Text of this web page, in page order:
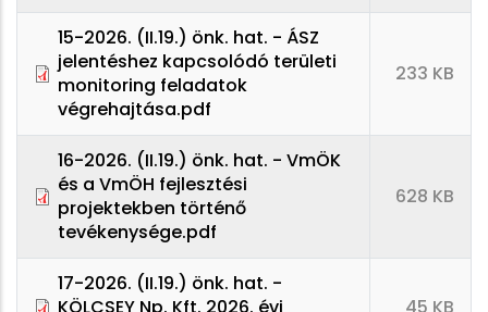
15-2026. (II.19.) önk. hat. - ÁSZ
jelentéshez kapcsolódó területi
monitoring feladatok
végrehajtása.pdf
233 KB
16-2026. (II.19.) önk. hat. - VmÖK
és a VmÖH fejlesztési
projektekben történő
tevékenysége.pdf
628 KB
17-2026. (II.19.) önk. hat. -